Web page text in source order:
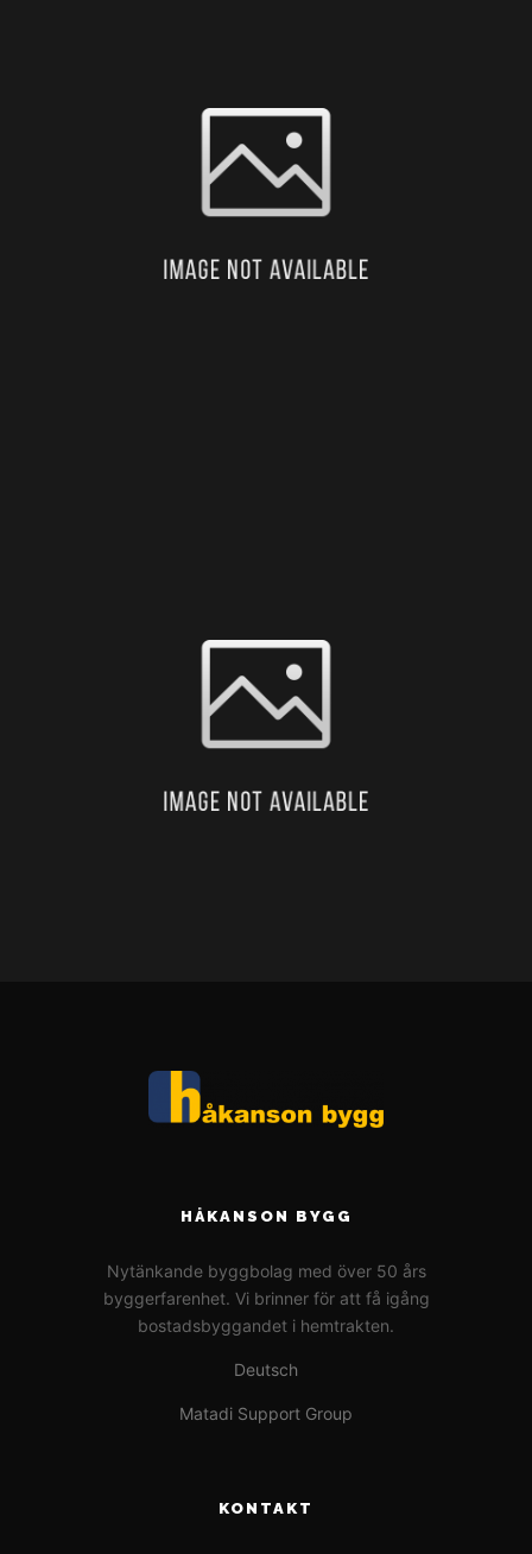
HÅKANSON BYGG
Nytänkande byggbolag med över 50 års
byggerfarenhet. Vi brinner för att få igång
bostadsbyggandet i hemtrakten.
Deutsch
Matadi Support Group
KONTAKT